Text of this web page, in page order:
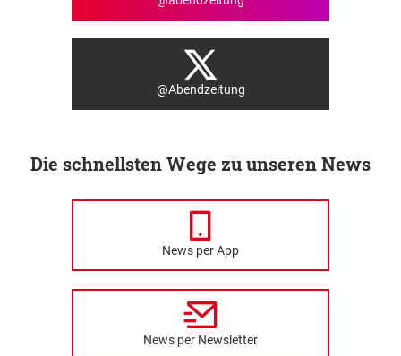
@Abendzeitung
Die schnellsten Wege zu unseren News
News per App
News per Newsletter